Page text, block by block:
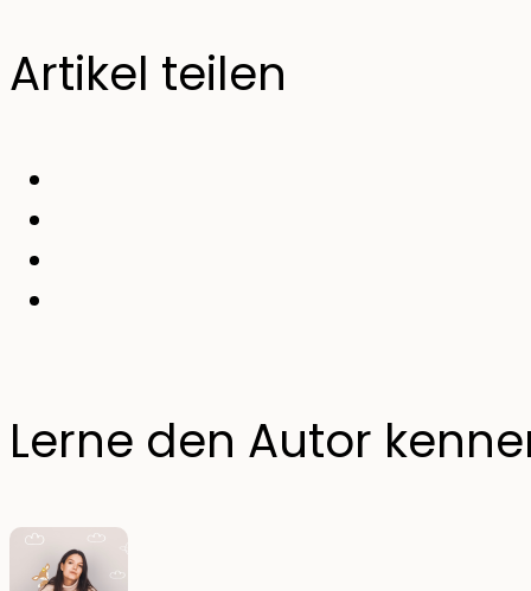
Artikel teilen
Lerne den Autor